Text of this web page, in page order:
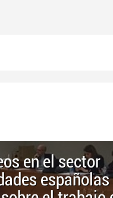
en el sector
españolas